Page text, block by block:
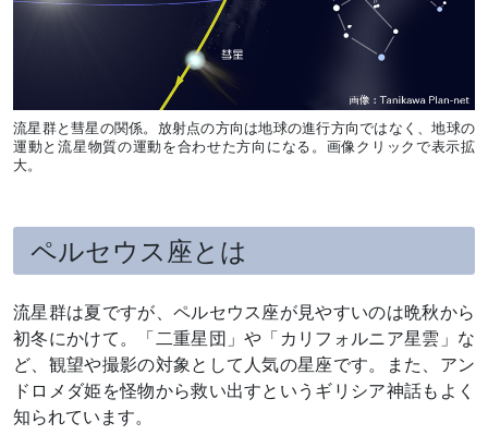
流星群と彗星の関係。放射点の方向は地球の進行方向ではなく、地球の
運動と流星物質の運動を合わせた方向になる。画像クリックで表示拡
大。
ペルセウス座とは
流星群は夏ですが、ペルセウス座が見やすいのは晩秋から
初冬にかけて。「二重星団」や「カリフォルニア星雲」な
ど、観望や撮影の対象として人気の星座です。また、アン
ドロメダ姫を怪物から救い出すというギリシア神話もよく
知られています。